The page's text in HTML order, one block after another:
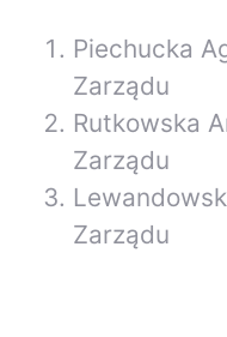
Piechucka
Zarządu
Rutkowska
Zarządu
Zarządu